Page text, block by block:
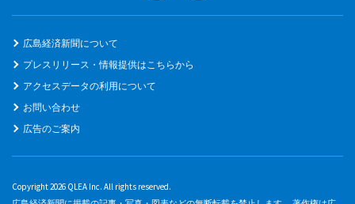
広島経済新聞について
プレスリリース・情報提供はこちらから
アクセスデータの利用について
お問い合わせ
広告のご案内
Copyright 2026 QLEA Inc. All rights reserved.